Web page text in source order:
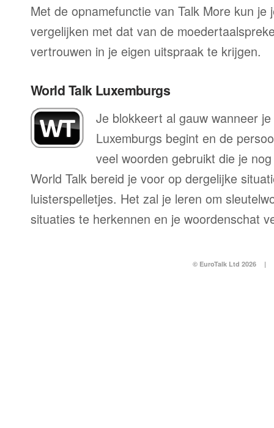
Met de opnamefunctie van Talk More kun je
vergelijken met dat van de
vertrouwen in je eigen uitspraak te krijgen.
World Talk Luxemburgs
Je blokkeert al gauw wanneer
Luxemburgs begint en de
veel woorden gebruikt die je
World Talk bereid je voor op dergelijke
luisterspelletjes. Het zal je leren om
situaties te herkennen en je woordenschat
© EuroTalk Ltd 2026 |